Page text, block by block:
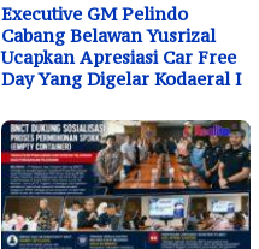
Executive GM Pelindo
Cabang Belawan Yusrizal
Ucapkan Apresiasi Car Free
Day Yang Digelar Kodaeral I